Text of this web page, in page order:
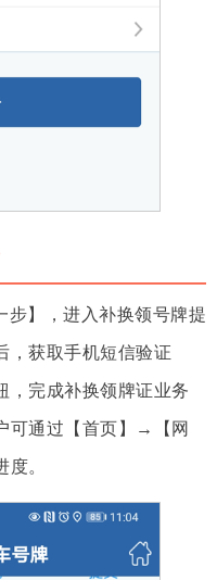
步】，进入补换领号牌提
，获取手机短信验证
，完成补换领牌证业务
可通过【首页】→【网
。